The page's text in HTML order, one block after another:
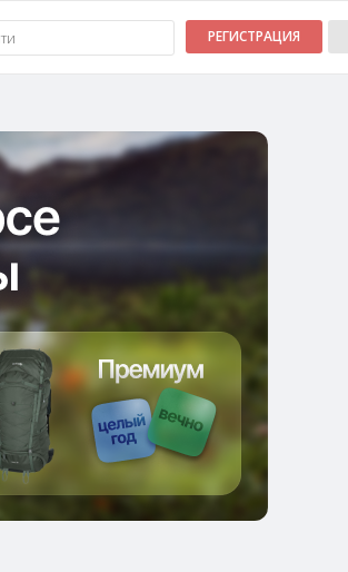
РЕГИСТРАЦИЯ